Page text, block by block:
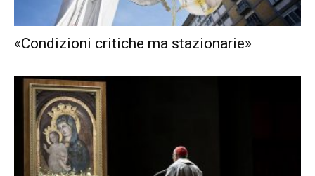
«Condizioni critiche ma stazionarie»